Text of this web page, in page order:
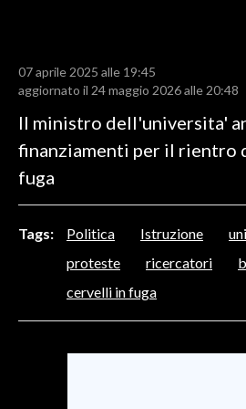
SPORT IN SARDEGNA
RISULTATI E CLASSIFICHE
07 aprile 2025 alle 19:45
aggiornato il 24 maggio 2026 alle 20:48
Il ministro dell'universita'
finanziamenti per il rientro
fuga
Tags: Politica Istruzione
proteste
ricercatori
cervelli in fuga